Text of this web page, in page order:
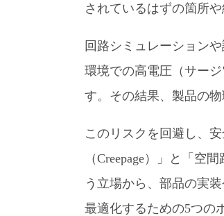
されているはずの箇所
回路シミュレーション
環境での高電圧（サー
す。その結果、製品の
このリスクを回避し、
（Creepage）」と「空
う立場から、部品の実
最適化するための5つの